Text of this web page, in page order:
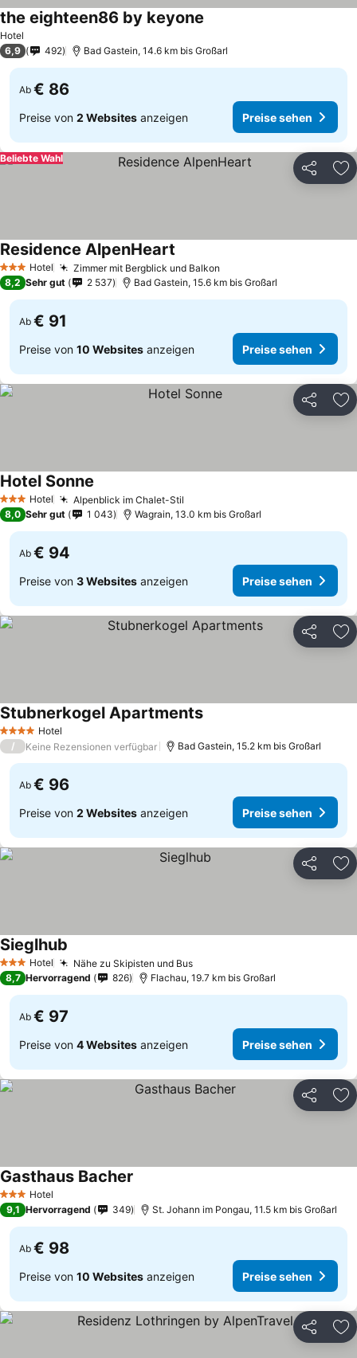
Hotel
the eighteen86 by keyone
6,9 492 Bad Gastein, 14.6 km bis Großarl
Ab € 86
Preise von 2 Websites anzeigen Preise sehen
Teilen
Beliebte Wahl
3 SterneHotel Zimmer mit Bergblick und Balkon
Residence AlpenHeart
8,2 Sehr gut 2 537 Bad Gastein, 15.6 km bis Großarl
Ab € 91
Preise von 10 Websites anzeigen Preise sehen
Teilen
3 SterneHotel Alpenblick im Chalet-Stil
Hotel Sonne
8,0 Sehr gut 1 043 Wagrain, 13.0 km bis Großarl
Ab € 94
Preise von 3 Websites anzeigen Preise sehen
Teilen
4 Sterne Hotel
Stubnerkogel Apartments
/ Keine Rezensionen verfügbar Bad Gastein, 15.2 km bis Großarl
Ab € 96
Preise von 2 Websites anzeigen Preise sehen
Teilen
3 SterneHotel Nähe zu Skipisten und Bus
Sieglhub
8,7 Hervorragend 826 Flachau, 19.7 km bis Großarl
Ab € 97
Preise von 4 Websites anzeigen Preise sehen
Teilen
3 SterneHotel
Gasthaus Bacher
9,1 Hervorragend 349 St. Johann im Pongau, 11.5 km bis Großarl
Ab € 98
Preise von 10 Websites anzeigen Preise sehen
Teilen